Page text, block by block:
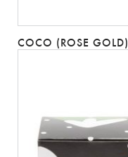
COCO (ROSE GOLD)